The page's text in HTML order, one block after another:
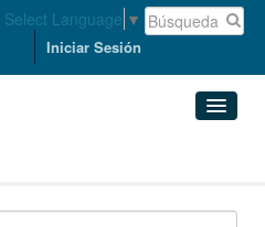
Select Language ▼
Iniciar Sesión